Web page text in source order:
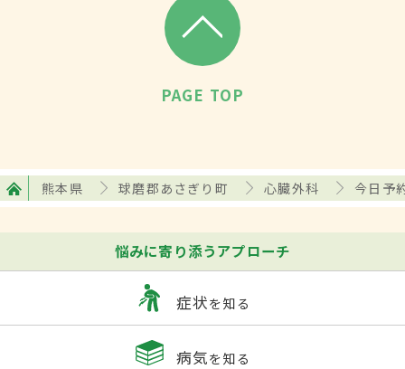
PAGE TOP
熊本県 球磨郡あさぎり町 心臓外科 今日予
悩みに寄り添うアプローチ
症状を知る
病気を知る